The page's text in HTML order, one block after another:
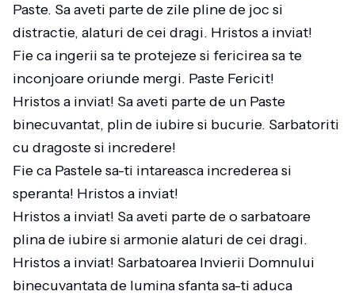
Paste. Sa aveti parte de zile pline de joc si
distractie, alaturi de cei dragi. Hristos a inviat!
Fie ca ingerii sa te protejeze si fericirea sa te
inconjoare oriunde mergi. Paste Fericit!
Hristos a inviat! Sa aveti parte de un Paste
binecuvantat, plin de iubire si bucurie. Sarbatoriti
cu dragoste si incredere!
Fie ca Pastele sa-ti intareasca increderea si
speranta! Hristos a inviat!
Hristos a inviat! Sa aveti parte de o sarbatoare
plina de iubire si armonie alaturi de cei dragi.
Hristos a inviat! Sarbatoarea Invierii Domnului
binecuvantata de lumina sfanta sa-ti aduca